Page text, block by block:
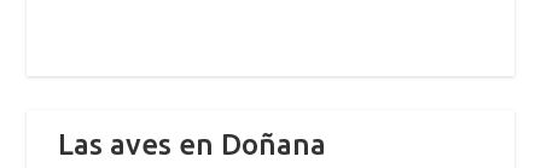
Las aves en Doñana